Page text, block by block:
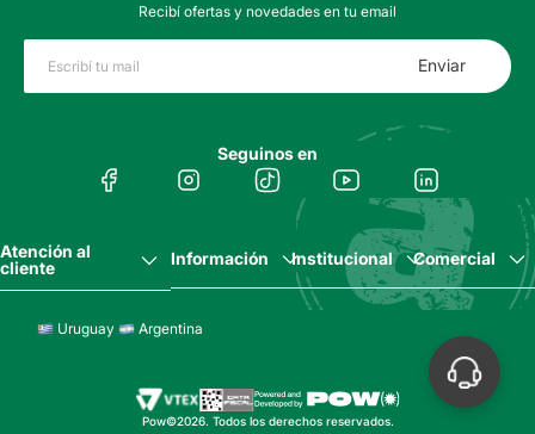
Recibí ofertas y novedades en tu email
Enviar
Seguinos en
Atención al
cliente
Información Institucional Comercial
Uruguay Argentina
Pow©2026. Todos los derechos reservados.